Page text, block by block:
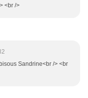
<br />
Sandrine<br /> <br